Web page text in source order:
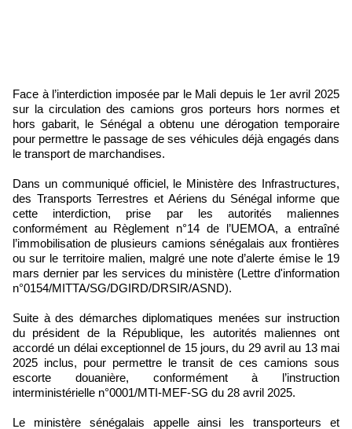
Face à l’interdiction imposée par le Mali depuis le 1er avril 2025
sur la circulation des camions gros porteurs hors normes et
hors gabarit, le Sénégal a obtenu une dérogation temporaire
pour permettre le passage de ses véhicules déjà engagés dans
le transport de marchandises.
Dans un communiqué officiel, le Ministère des Infrastructures,
des Transports Terrestres et Aériens du Sénégal informe que
cette interdiction, prise par les autorités maliennes
conformément au Règlement n°14 de l’UEMOA, a entraîné
l’immobilisation de plusieurs camions sénégalais aux frontières
ou sur le territoire malien, malgré une note d’alerte émise le 19
mars dernier par les services du ministère (Lettre d'information
n°0154/MITTA/SG/DGIRD/DRSIR/ASND).
Suite à des démarches diplomatiques menées sur instruction
du président de la République, les autorités maliennes ont
accordé un délai exceptionnel de 15 jours, du 29 avril au 13 mai
2025 inclus, pour permettre le transit de ces camions sous
escorte douanière, conformément à l’instruction
interministérielle n°0001/MTI-MEF-SG du 28 avril 2025.
Le ministère sénégalais appelle ainsi les transporteurs et